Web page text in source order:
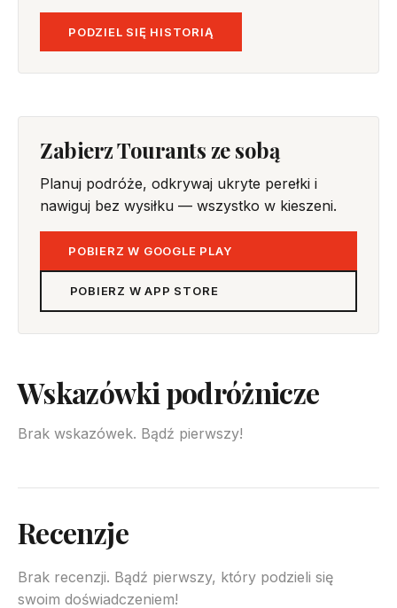
PODZIEL SIĘ HISTORIĄ
Zabierz Tourants ze sobą
Planuj podróże, odkrywaj ukryte perełki i
nawiguj bez wysiłku — wszystko w kieszeni.
POBIERZ W GOOGLE PLAY
POBIERZ W APP STORE
Wskazówki podróżnicze
Brak wskazówek. Bądź pierwszy!
Recenzje
Brak recenzji. Bądź pierwszy, który podzieli się
swoim doświadczeniem!